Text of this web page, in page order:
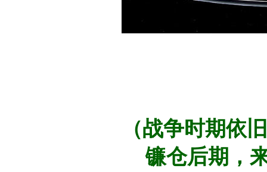
（战争时期依
镰仓后期，